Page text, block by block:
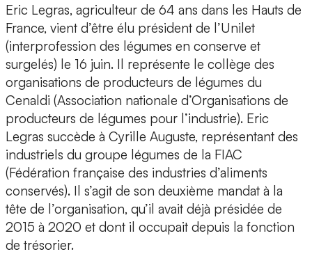
Eric Legras, agriculteur de 64 ans dans les Hauts de
France, vient d’être élu président de l’Unilet
(interprofession des légumes en conserve et
surgelés) le 16 juin. Il représente le collège des
organisations de producteurs de légumes du
Cenaldi (Association nationale d’Organisations de
producteurs de légumes pour l’industrie). Eric
Legras succède à Cyrille Auguste, représentant des
industriels du groupe légumes de la FIAC
(Fédération française des industries d’aliments
conservés). Il s’agit de son deuxième mandat à la
tête de l’organisation, qu’il avait déjà présidée de
2015 à 2020 et dont il occupait depuis la fonction
de trésorier.